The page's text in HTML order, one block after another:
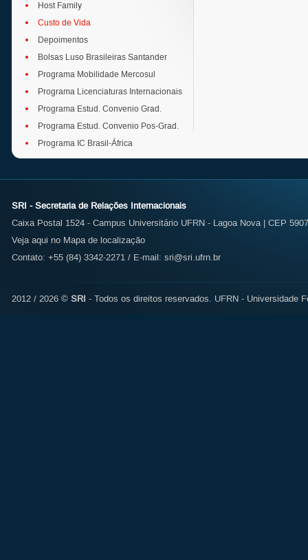
Host Family
Custo de Vida
Depoimentos
Bolsas Luso Brasileiras Santander
Programa Mobilidade Mercosul
Programa Licenciaturas Internacionais
Programa Estud. Convenio Grad.
Programa Estud. Convenio Pos-Grad.
Programa IC Brasil-África
SRI - Secretaria de Relações Internacionais
Caixa Postal 1524 - Campus Universitário UFRN - Lagoa Nova | CEP
Veja aqui no Mapa de localização
Contato: +55 (84) 3342-2271 / E-mail: sri@sri.ufrn.br
2012 / 2026 © SRI - Todos os direitos reservados. UFRN - Universidade